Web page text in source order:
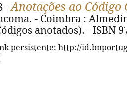
-Anotações ao
- Coimbra :
anotados). - ISBN
persistente: http://